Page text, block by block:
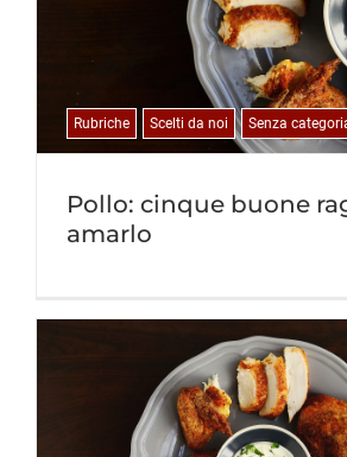
Pollo: cinque buone
amarlo
Rubriche Scelti da noi Senza